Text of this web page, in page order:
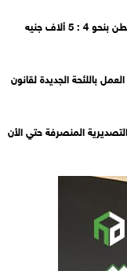
ألاف جنيه
باللئحة الجديدة لقانون
المنصرفة حتي الأن